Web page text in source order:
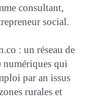
consultant,
social.
: un réseau de
numériques qui
par an issus
rurales et